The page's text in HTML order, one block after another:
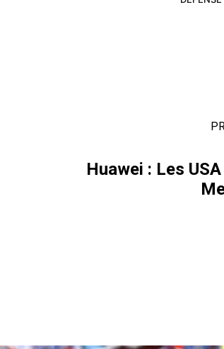
Huawei : Les